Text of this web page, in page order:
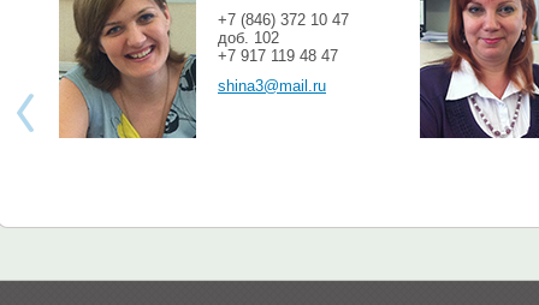
+7 (846) 372 10 47
доб. 102
+7 917 119 48 47
shina3@mail.ru